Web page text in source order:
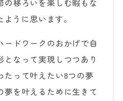
の移ろいを楽しむ暇もな
うに思います。
ードワークのおかげで自
なって実現しつつあり
たって叶えたい8つの夢
夢を叶えるために生きて